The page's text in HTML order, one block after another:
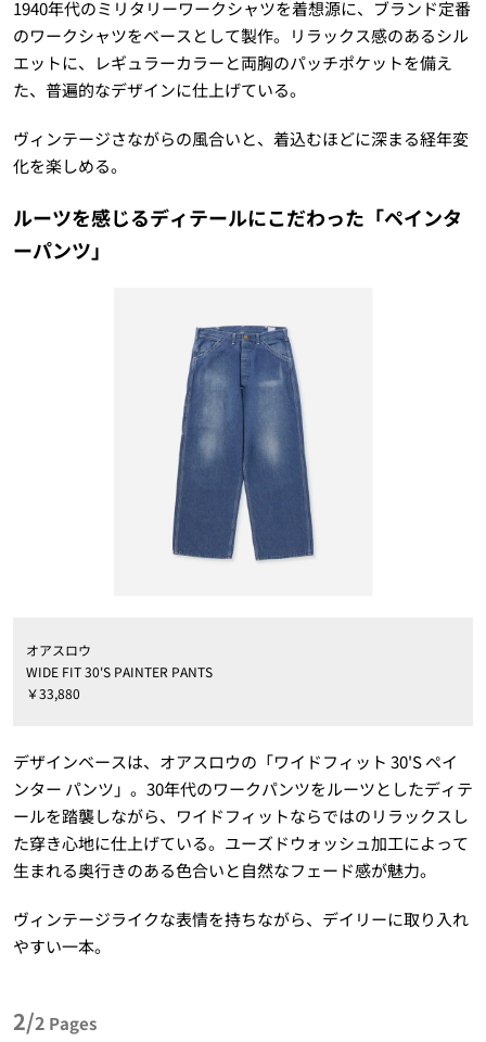
1940年代のミリタリーワークシャツを着想源に、ブランド定番
のワークシャツをベースとして製作。リラックス感のあるシル
エットに、レギュラーカラーと両胸のパッチポケットを備え
た、普遍的なデザインに仕上げている。
ヴィンテージさながらの風合いと、着込むほどに深まる経年変
化を楽しめる。
ルーツを感じるディテールにこだわった「ペインタ
ーパンツ」
オアスロウ
WIDE FIT 30'S PAINTER PANTS
￥33,880
デザインベースは、オアスロウの「ワイドフィット 30'S ペイ
ンター パンツ」。30年代のワークパンツをルーツとしたディテ
ールを踏襲しながら、ワイドフィットならではのリラックスし
た穿き心地に仕上げている。ユーズドウォッシュ加工によって
生まれる奥行きのある色合いと自然なフェード感が魅力。
ヴィンテージライクな表情を持ちながら、デイリーに取り入れ
やすい一本。
2/2 Pages